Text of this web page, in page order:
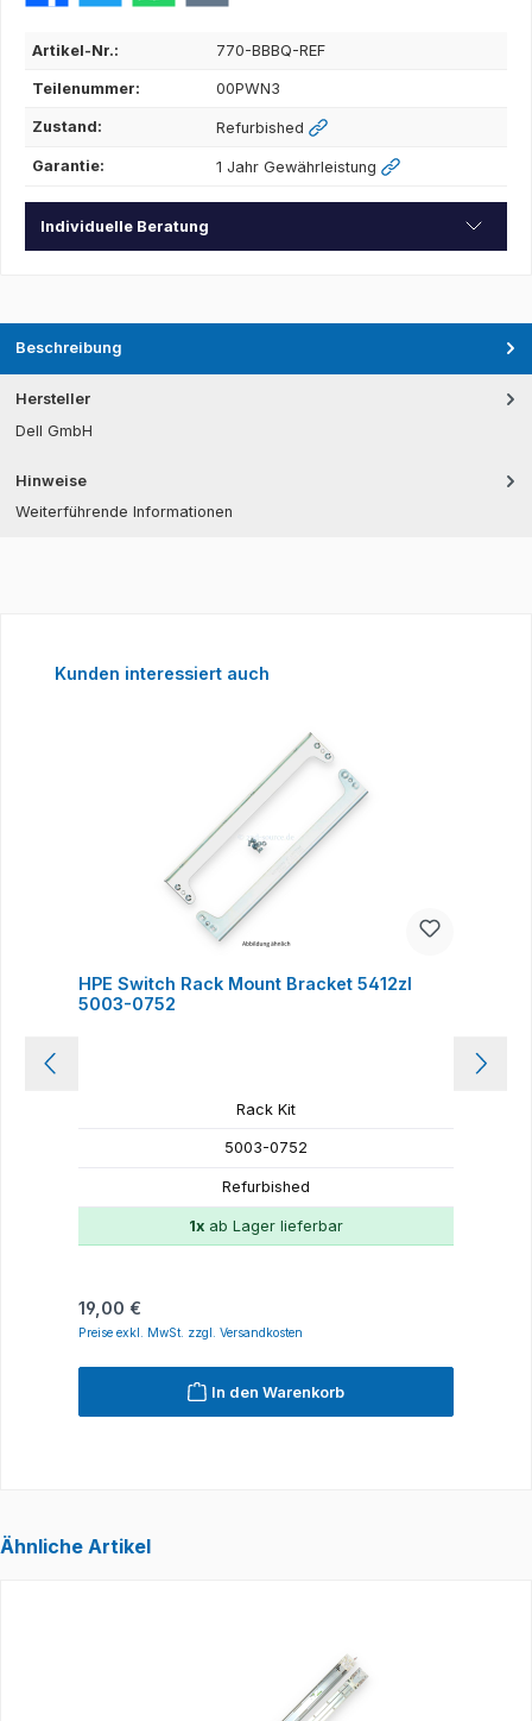
Artikel-Nr.: 770-BBBQ-REF
Teilenummer: 00PWN3
Zustand: Refurbished
Garantie: 1 Jahr Gewährleistung
Individuelle Beratung
Beschreibung
Hersteller
Dell GmbH
Hinweise
Weiterführende Informationen
Produktgalerie überspringen
Kunden interessiert auch
HPE Switch Rack Mount Bracket 5412zl
5003-0752
Rack Kit
5003-0752
Refurbished
1x ab Lager lieferbar
Regulärer Preis:
19,00 €
Preise exkl. MwSt. zzgl. Versandkosten
In den Warenkorb
Ähnliche Artikel